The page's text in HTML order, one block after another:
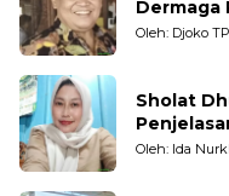
Dermaga
Nelayan
Oleh: Djoko TP
Sholat
Oleh: Ida